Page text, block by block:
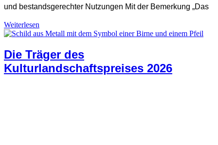
Denkmalschutz +
und bestandsgerechter Nutzungen Mit der Bemerkung „Das
Weiterlesen
Die Träger des
Kulturlandschaftspreises 2026